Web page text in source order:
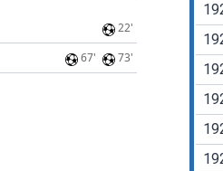
22'
67' 73'